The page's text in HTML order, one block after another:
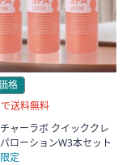
格
送料無料
ャーラボ クイッククレ
ローションW3本セット
定